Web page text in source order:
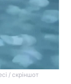
/ скріншот